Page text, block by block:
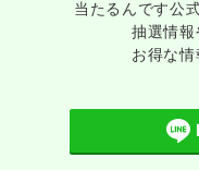
当たるんです公
抽選情報
お得な情